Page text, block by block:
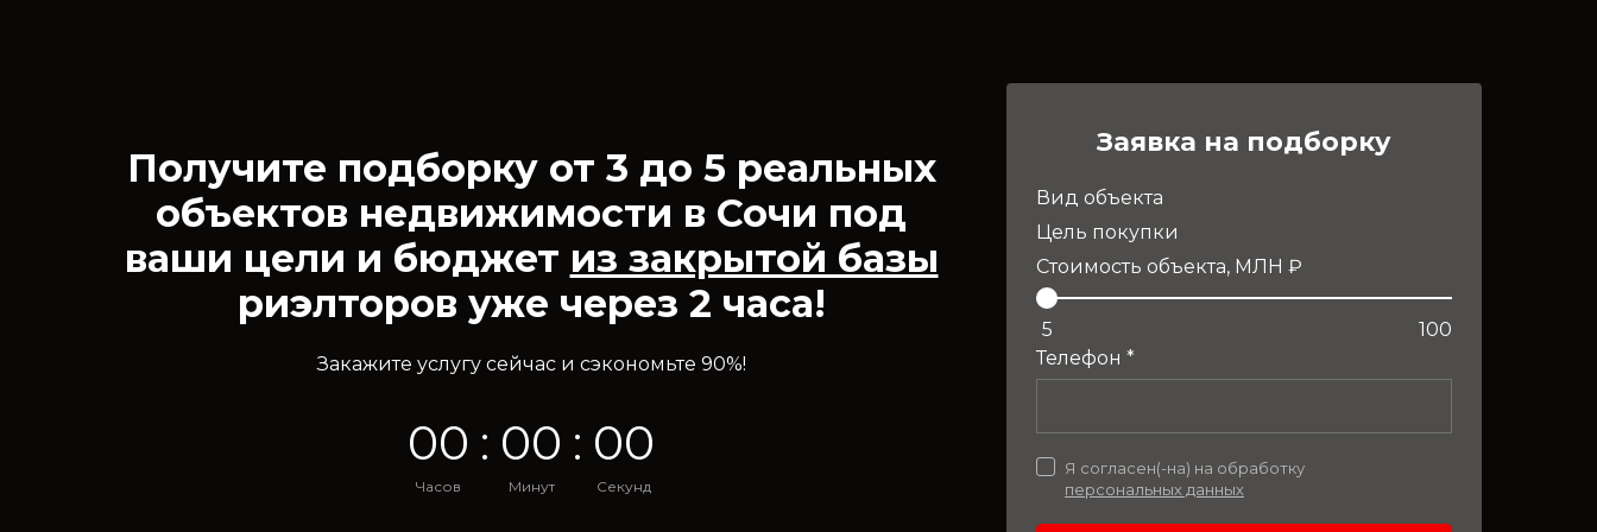
Получите подборку от 3 до 5 реальных
объектов недвижимости в Сочи под
ваши цели и бюджет из закрытой базы
риэлторов уже через 2 часа!
Закажите услугу сейчас и сэкономьте 90%!
00
Часов
: 00
Минут
: 00
Секунд
Заявка на подборку
Вид объекта
Цель покупки
Стоимость объекта, МЛН ₽
5
100
Телефон *
Я согласен(-на) на обработку
персональных данных